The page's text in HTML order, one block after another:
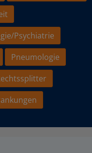
Psychiatrie
Pneumologie